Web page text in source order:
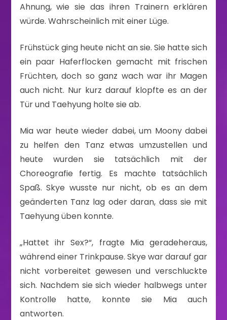
Ahnung, wie sie das ihren Trainern erklären
würde. Wahrscheinlich mit einer Lüge.
Frühstück ging heute nicht an sie. Sie hatte sich
ein paar Haferflocken gemacht mit frischen
Früchten, doch so ganz wach war ihr Magen
auch nicht. Nur kurz darauf klopfte es an der
Tür und Taehyung holte sie ab.
Mia war heute wieder dabei, um Moony dabei
zu helfen den Tanz etwas umzustellen und
heute wurden sie tatsächlich mit der
Choreografie fertig. Es machte tatsächlich
Spaß. Skye wusste nur nicht, ob es an dem
geänderten Tanz lag oder daran, dass sie mit
Taehyung üben konnte.
„Hattet ihr Sex?“, fragte Mia geradeheraus,
während einer Trinkpause. Skye war darauf gar
nicht vorbereitet gewesen und verschluckte
sich. Nachdem sie sich wieder halbwegs unter
Kontrolle hatte, konnte sie Mia auch
antworten.